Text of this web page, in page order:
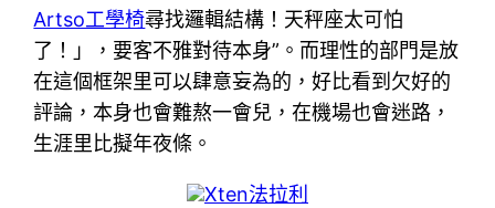
Artso工學椅尋找邏輯結構！天秤座太可怕
了！」，要客不雅對待本身”。而理性的部門是放
在這個框架里可以肆意妄為的，好比看到欠好的
評論，本身也會難熬一會兒，在機場也會迷路，
生涯里比擬年夜條。
Xten法拉利